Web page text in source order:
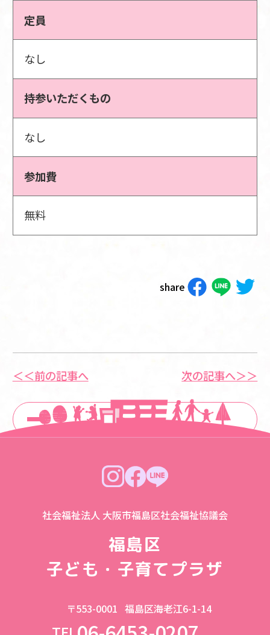
定員
なし
持参いただくもの
なし
参加費
無料
share
＜＜前の記事へ
一覧に戻る
次の記事へ＞＞
社会福祉法人 大阪市福島区社会福祉協議会
福島区
子ども・子育てプラザ
〒553-0001 福島区海老江6-1-14